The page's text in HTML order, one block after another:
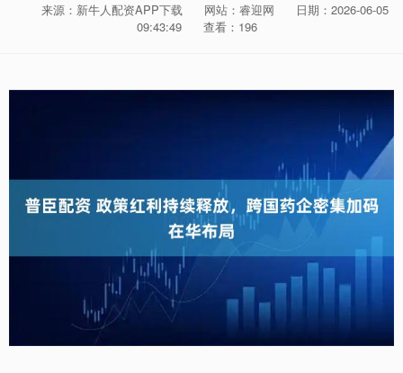
来源：新牛人配资APP下载 网站：睿迎网
日期：2026-06-05
09:43:49
查看：196